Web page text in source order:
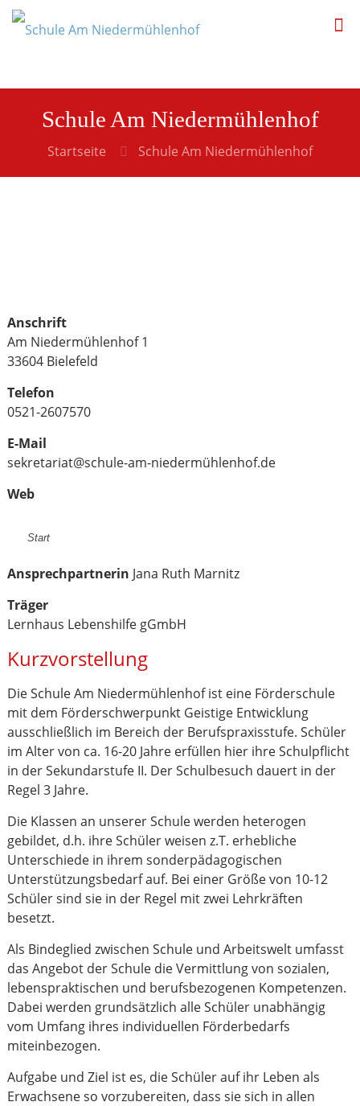
Schule Am Niedermühlenhof
Startseite Schule Am Niedermühlenhof
Anschrift
Am Niedermühlenhof 1
33604 Bielefeld
Telefon
0521-2607570
E-Mail
sekretariat@schule-am-niedermühlenhof.de
Web
Start
Ansprechpartnerin Jana Ruth Marnitz
Träger
Lernhaus Lebenshilfe gGmbH
Kurzvorstellung
Die Schule Am Niedermühlenhof ist eine Förderschule
mit dem Förderschwerpunkt Geistige Entwicklung
ausschließlich im Bereich der Berufspraxisstufe. Schüler
im Alter von ca. 16-20 Jahre erfüllen hier ihre Schulpflicht
in der Sekundarstufe II. Der Schulbesuch dauert in der
Regel 3 Jahre.
Die Klassen an unserer Schule werden heterogen
gebildet, d.h. ihre Schüler weisen z.T. erhebliche
Unterschiede in ihrem sonderpädagogischen
Unterstützungsbedarf auf. Bei einer Größe von 10-12
Schüler sind sie in der Regel mit zwei Lehrkräften
besetzt.
Als Bindeglied zwischen Schule und Arbeitswelt umfasst
das Angebot der Schule die Vermittlung von sozialen,
lebenspraktischen und berufsbezogenen Kompetenzen.
Dabei werden grundsätzlich alle Schüler unabhängig
vom Umfang ihres individuellen Förderbedarfs
miteinbezogen.
Aufgabe und Ziel ist es, die Schüler auf ihr Leben als
Erwachsene so vorzubereiten, dass sie sich in allen